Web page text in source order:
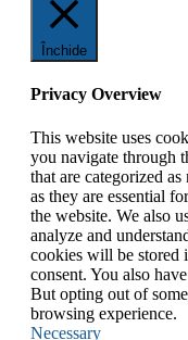
Închide
Privacy Overview
This website uses
you navigate through
that are categorized
as they are essential
the website. We also
analyze and
cookies will be
consent. You also
But opting out of
browsing experience.
Necessary